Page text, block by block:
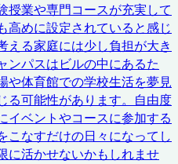
授業や専門コースが充実して
高めに設定されていると感じ
える家庭には少し負担が大き
ンパスはビルの中にあるた
や体育館での学校生活を夢見
る可能性があります。自由度
イベントやコースに参加する
こなすだけの日々になってし
に活かせないかもしれませ